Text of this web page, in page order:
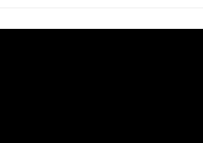
ATM／網路銀行／等多元方式進行付款，方視為交